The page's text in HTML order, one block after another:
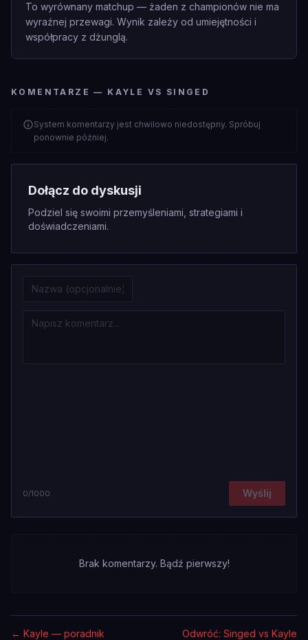
To wyrównany matchup — żaden z championów nie ma
wyraźnej przewagi. Wynik zależy od umiejętności i
współpracy z dżunglą.
KOMENTARZE — KAYLE VS SINGED
System komentarzy jest chwilowo niedostępny. Spróbuj
ponownie później.
Dołącz do dyskusji
Podziel się swoimi przemyśleniami, strategiami i
doświadczeniami.
0/1000 Wyślij
Brak komentarzy. Bądź pierwszy!
← Kayle — poradnik
Odwróć: Singed vs Kayle